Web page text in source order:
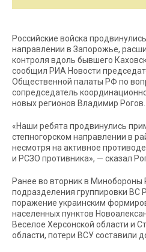
Российские войска
направлении в Запорожье,
контроля вдоль бывшего
сообщил РИА Новости
Общественной палаты РФ по
сопредседатель
новых регионов Владимир Рогов.
«Наши ребята продвинулись
степногорском направлении в
несмотря на активное
и РСЗО противника», — сказал
Ранее во вторник в Минобороны
подразделения группировки ВС
поражение украинским
населенных пунктов
Веселое Херсонской области и
области, потери ВСУ составили